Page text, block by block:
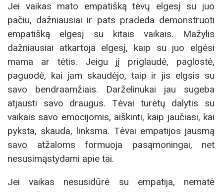
Jei vaikas mato empatišką tėvų elgesį su juo
pačiu, dažniausiai ir pats pradeda demonstruoti
empatišką elgesį su kitais vaikais. Mažylis
dažniausiai atkartoja elgesį, kaip su juo elgėsi
mama ar tėtis. Jeigu jį priglaudė, paglostė,
paguodė, kai jam skaudėjo, taip ir jis elgsis su
savo bendraamžiais. Darželinukai jau sugeba
atjausti savo draugus. Tėvai turėtų dalytis su
vaikais savo emocijomis, aiškinti, kaip jaučiasi, kai
pyksta, skauda, linksma. Tėvai empatijos jausmą
savo atžaloms formuoja pasąmoningai, net
nesusimąstydami apie tai.
Jei vaikas nesusidūrė su empatija, nematė